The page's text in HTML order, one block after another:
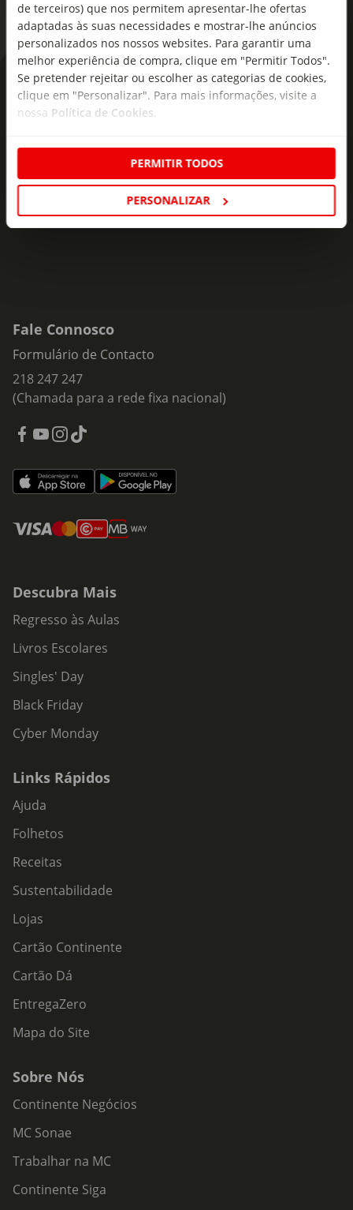
de terceiros) que nos permitem apresentar-lhe ofertas
adaptadas às suas necessidades e mostrar-lhe anúncios
personalizados nos nossos websites. Para garantir uma
melhor experiência de compra, clique em "Permitir Todos".
Se pretender rejeitar ou escolher as categorias de cookies,
clique em "Personalizar". Para mais informações, visite a
nossa Política de Cookies.
PERMITIR TODOS
PERSONALIZAR
Notas de Prova:
Cor rosada pálida, aroma floral e notas de frutos vermelhos
do bosque. Boa textura e frescura persistente no final da
prova.
As novidades mais frescas no
seu e-mail!
ofertas e novidades para si.
Insira o seu e-
Fale Connosco
Formulário de Contacto
218 247 247
(Chamada para a rede fixa nacional)
Descubra Mais
Regresso às Aulas
Livros Escolares
Singles' Day
Black Friday
Cyber Monday
Links Rápidos
Ajuda
Folhetos
Receitas
Sustentabilidade
Lojas
Cartão Continente
Cartão Dá
EntregaZero
Mapa do Site
Sobre Nós
Continente Negócios
MC Sonae
Trabalhar na MC
Continente Siga